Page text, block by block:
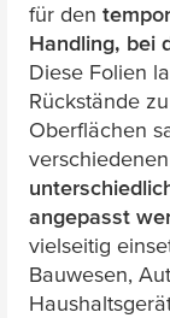
für den
Handling, bei
Diese Folien
Rückstände
Oberflächen
angepasst
vielseitig
Bauwesen,